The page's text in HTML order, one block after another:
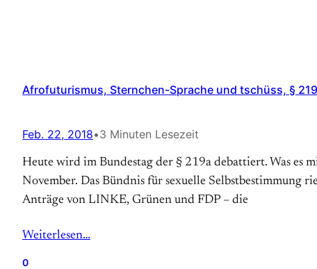
Afrofuturismus, Sternchen-Sprache und tschüss, §
Feb. 22, 2018•3 Minuten Lesezeit
Heute wird im Bundestag der § 219a debattiert. Was
November. Das Bündnis für sexuelle Selbstbestimmung
Anträge von LINKE, Grünen und FDP – die
Weiterlesen…
0